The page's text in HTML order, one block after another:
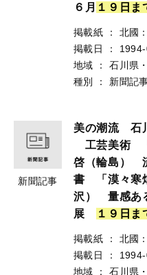
６月 １ ９ 日 ま
掲載紙 ：
北國
掲載日
：
地域
：
石川県
種別
： 新聞記
新聞記事
美の潮流 石
工芸美術
啓（輪島）
書 「漠々寒
沢） 量感あ
展
１ ９ 日 ま
掲載紙 ：
北國
掲載日
：
地域
： 石川県